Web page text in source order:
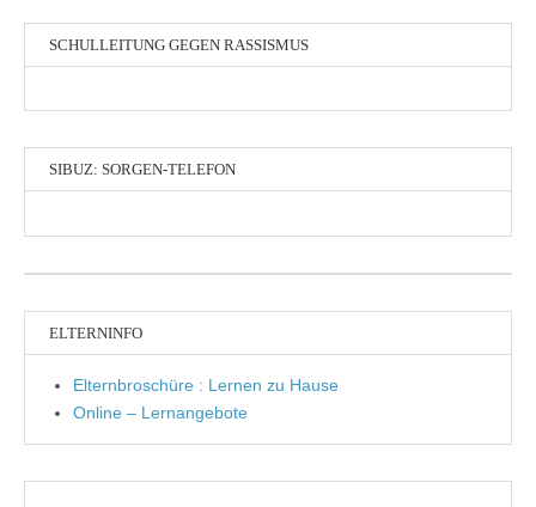
SCHULLEITUNG GEGEN RASSISMUS
SIBUZ: SORGEN-TELEFON
ELTERNINFO
Elternbroschüre : Lernen zu Hause
Online – Lernangebote